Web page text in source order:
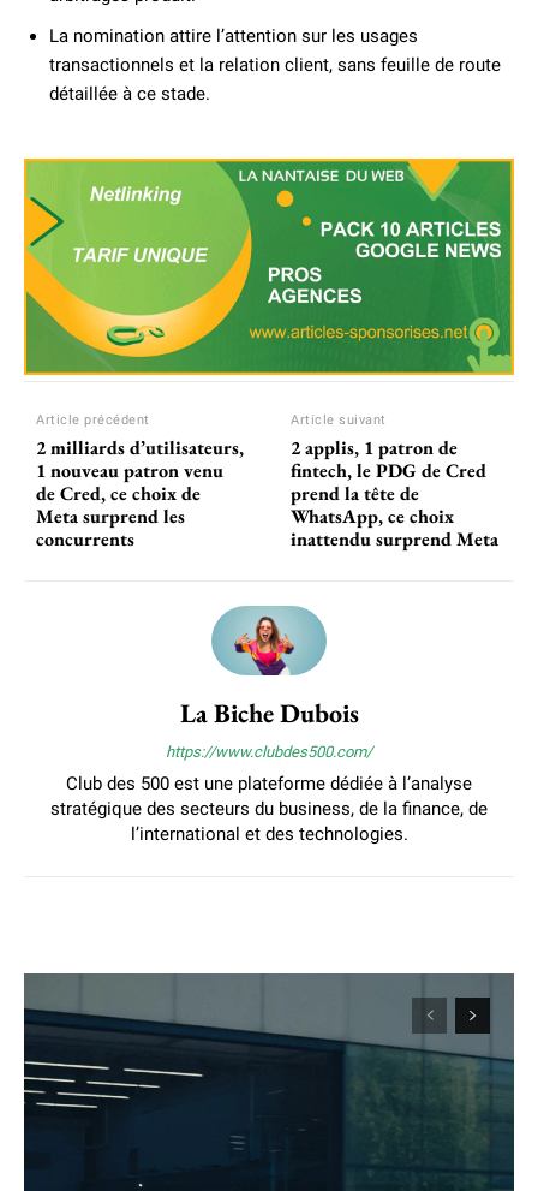
La nomination attire l’attention sur les usages
transactionnels et la relation client, sans feuille de route
détaillée à ce stade.
Article précédent
2 milliards d’utilisateurs,
1 nouveau patron venu
de Cred, ce choix de
Meta surprend les
concurrents
Article suivant
2 applis, 1 patron de
fintech, le PDG de Cred
prend la tête de
WhatsApp, ce choix
inattendu surprend Meta
La Biche Dubois
https://www.clubdes500.com/
Club des 500 est une plateforme dédiée à l’analyse
stratégique des secteurs du business, de la finance, de
l’international et des technologies.